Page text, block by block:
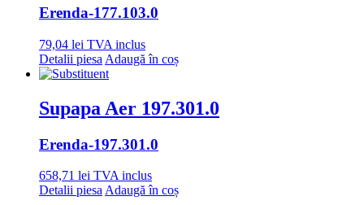
Erenda-177.103.0
79,04 lei TVA inclus
Detalii piesa Adaugă în coș
Supapa Aer 197.301.0
Erenda-197.301.0
658,71 lei TVA inclus
Detalii piesaAdaugă în coș